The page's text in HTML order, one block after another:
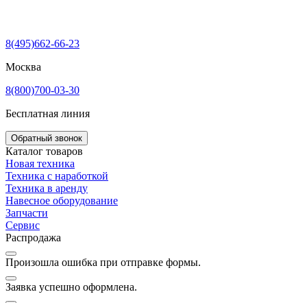
8(495)662-66-23
Москва
8(800)700-03-30
Бесплатная линия
Обратный звонок
Каталог товаров
Новая техника
Техника с наработкой
Техника в аренду
Навесное оборудование
Запчасти
Сервис
Распродажа
Произошла ошибка при отправке формы.
Заявка успешно оформлена.